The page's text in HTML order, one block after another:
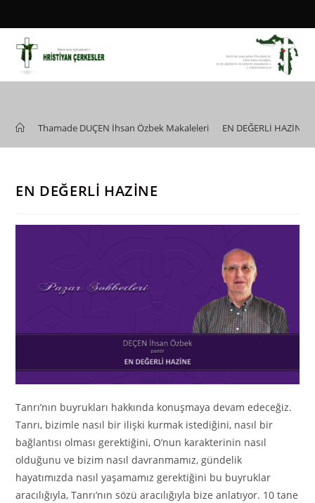
to
content
Thamade DUÇEN İhsan Özbek Makaleleri EN DEĞERLİ HAZİNE
EN DEĞERLİ HAZİNE
Tanrı’nın buyrukları hakkında konuşmaya devam edeceğiz.
Tanrı, bizimle nasıl bir ilişki kurmak istediğini, nasıl bir
bağlantısı olması gerektiğini, O’nun karakterinin nasıl
olduğunu ve bizim nasıl davranmamız, gündelik
hayatımızda nasıl yaşamamız gerektiğini bu buyruklar
aracılığıyla, Tanrı’nın sözü aracılığıyla bize anlatıyor. 10 tane